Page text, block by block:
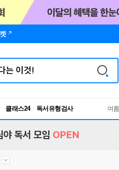
클래스24
RBTI Lab
독서유형검사
여
야 독서 모임 OPEN